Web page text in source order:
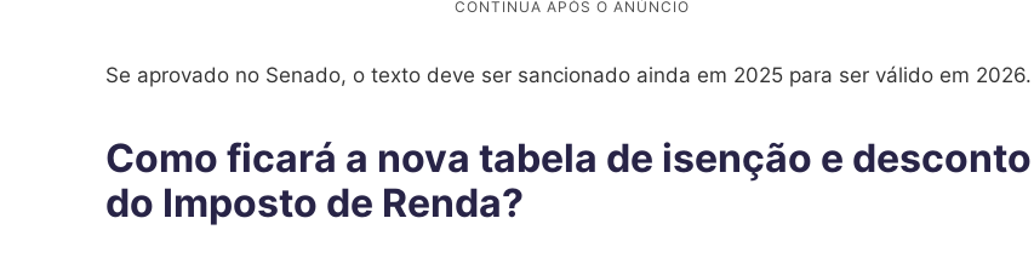
Se aprovado no Senado, o texto deve ser sancionado ainda em 2025 para ser válido em 2026.
Como ficará a nova tabela de isenção e desconto
do Imposto de Renda?